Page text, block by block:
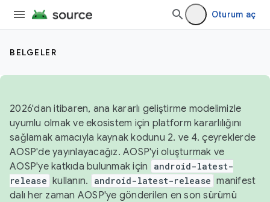
Oturum aç
BELGELER
2026'dan itibaren, ana kararlı geliştirme modelimizle
uyumlu olmak ve ekosistem için platform kararlılığını
sağlamak amacıyla kaynak kodunu 2. ve 4. çeyreklerde
AOSP'de yayınlayacağız. AOSP'yi oluşturmak ve
AOSP'ye katkıda bulunmak için
android-latest-
release kullanın. android-latest-release manifest
dalı her zaman AOSP'ye gönderilen en son sürümü